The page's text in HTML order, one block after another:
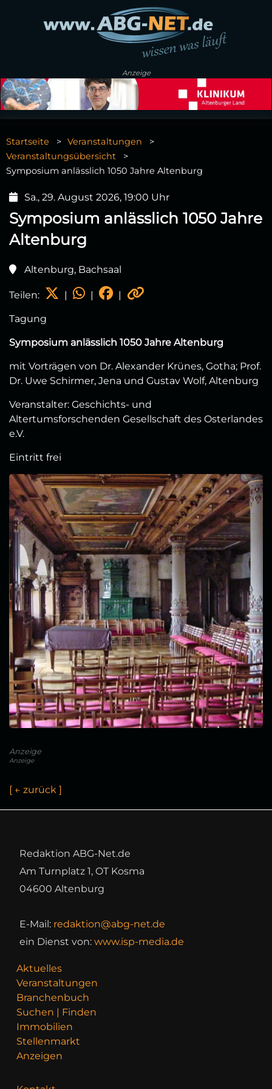
Anzeige
Startseite
Veranstaltungen
Veranstaltungsübersicht
Symposium anlässlich 1050 Jahre Altenburg
Sa., 29. August 2026, 19:00 Uhr
Symposium anlässlich 1050 Jahre
Altenburg
Altenburg, Bachsaal
Teilen: | | |
Tagung
Symposium anlässlich 1050 Jahre Altenburg
mit Vorträgen von Dr. Alexander Krünes, Gotha; Prof.
Dr. Uwe Schirmer, Jena und Gustav Wolf, Altenburg
Veranstalter: Geschichts- und
Altertumsforschenden Gesellschaft des Osterlandes
e.V.
Eintritt frei
Anzeige
Anzeige
[ ← zurück ]
Redaktion ABG-Net.de
Am Turnplatz 1, OT Kosma
04600 Altenburg
E-Mail: redaktion@abg-net.de
ein Dienst von: www.isp-media.de
Aktuelles
Veranstaltungen
Branchenbuch
Suchen | Finden
Immobilien
Stellenmarkt
Anzeigen